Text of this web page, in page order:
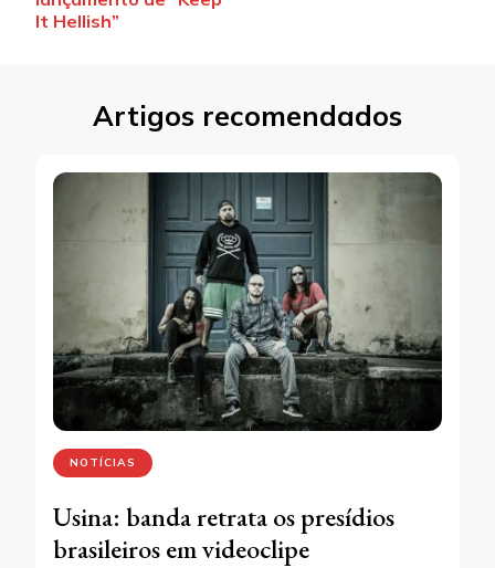
It Hellish”
Artigos recomendados
NOTÍCIAS
Usina: banda retrata os presídios
brasileiros em videoclipe